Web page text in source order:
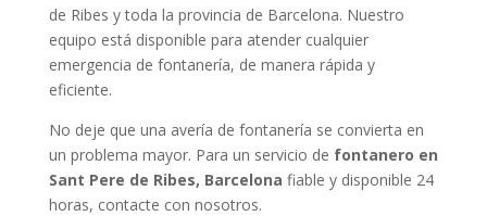
de Ribes y toda la provincia de Barcelona. Nuestro
equipo está disponible para atender cualquier
emergencia de fontanería, de manera rápida y
eficiente.
No deje que una avería de fontanería se convierta en
un problema mayor. Para un servicio de fontanero en
Sant Pere de Ribes, Barcelona fiable y disponible 24
horas, contacte con nosotros.